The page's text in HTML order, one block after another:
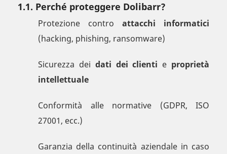
1.1. Perché proteggere Dolibarr?
Protezione contro attacchi informatici
(hacking, phishing, ransomware)
Sicurezza dei dati dei clienti e proprietà
intellettuale
Conformità alle normative (GDPR, ISO
27001, ecc.)
Garanzia della continuità aziendale in caso